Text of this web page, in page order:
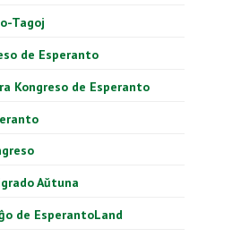
Tagoj
de Esperanto
Kongreso de Esperanto
Aŭtuna
de EsperantoLand